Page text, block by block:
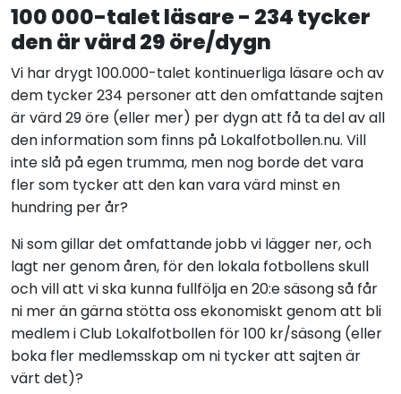
100 000-talet läsare - 234 tycker
den är värd 29 öre/dygn
Vi har drygt 100.000-talet kontinuerliga läsare och av
dem tycker 234 personer att den omfattande sajten
är värd 29 öre (eller mer) per dygn att få ta del av all
den information som finns på Lokalfotbollen.nu. Vill
inte slå på egen trumma, men nog borde det vara
fler som tycker att den kan vara värd minst en
hundring per år?
Ni som gillar det omfattande jobb vi lägger ner, och
lagt ner genom åren, för den lokala fotbollens skull
och vill att vi ska kunna fullfölja en 20:e säsong så får
ni mer än gärna stötta oss ekonomiskt genom att bli
medlem i Club Lokalfotbollen för 100 kr/säsong (eller
boka fler medlemsskap om ni tycker att sajten är
värt det)?